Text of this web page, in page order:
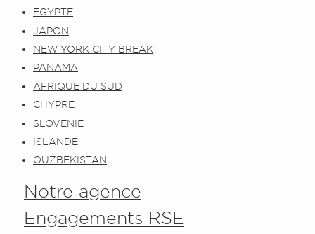
EGYPTE
JAPON
NEW YORK CITY BREAK
PANAMA
AFRIQUE DU SUD
CHYPRE
SLOVENIE
ISLANDE
OUZBEKISTAN
Notre agence
Engagements RSE